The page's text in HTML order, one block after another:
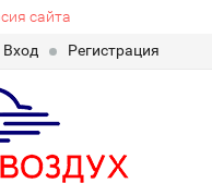
сайта
Вход Регистрация